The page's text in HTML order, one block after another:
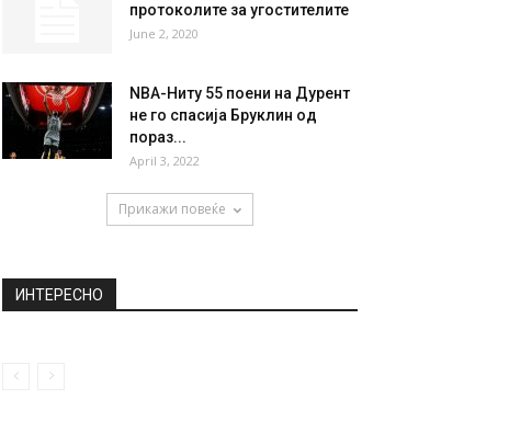
протоколите за угостителите
June 2, 2020
NBA-Ниту 55 поени на Дурент
не го спасија Бруклин од
пораз...
April 3, 2022
Прикажи повеќе
ИНТЕРЕСНО